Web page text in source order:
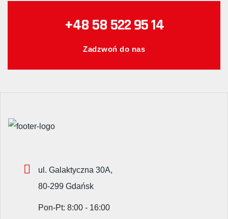
+48 58 522 95 14
Zadzwoń do nas
ul. Galaktyczna 30A,
80-299 Gdańsk
Pon-Pt: 8:00 - 16:00